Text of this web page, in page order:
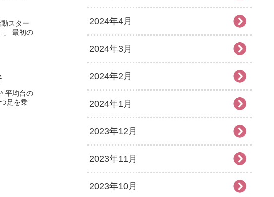
スター
」 最初の
平均台の
足を乗
2024年4月
2024年3月
2024年2月
2024年1月
2023年12月
2023年11月
2023年10月